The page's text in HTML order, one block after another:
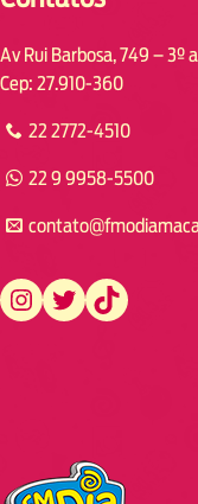
Av Rui Barbosa, 749 – 3º
Cep: 27.910-360
22 2772-4510
22 9 9958-5500
https://www.instagram.com/fmodia.macae/ https://twitter.com/fmodia.macae/ https://www.tiktok.com/@fmodia.macae